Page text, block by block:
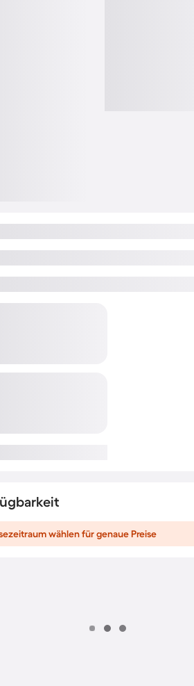
wählen für genaue Preise